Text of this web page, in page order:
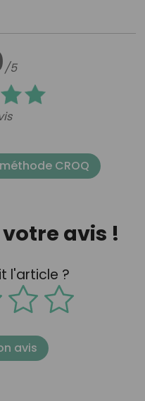
/5
CROQ
avis !
l'article ?
avis